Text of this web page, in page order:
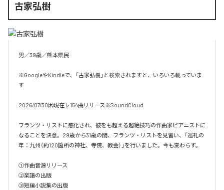
古家弘樹
男／39歳／熊本県民
※GoogleやKindleで、「古家弘樹」と検索されますと、いろいろ載っていま
す
2026/07/30㈭現在♭154曲リリース※SoundCloud
フランツ・リストに感化され、彼をも超える超絶技巧の作曲家ピアニストに
なることを決意。29歳から31歳の間、フランツ・リストを見習い、「巡礼の
年：九州（約120箇所の神社、寺院、教会）」を行いました。今も変わらず。
①作曲音源リリース
②楽譜の出版
③短編小説集の出版